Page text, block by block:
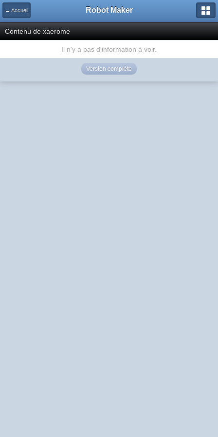
← Accueil Robot Maker
Contenu de xaerome
Il n'y a pas d'information à voir.
Version complète